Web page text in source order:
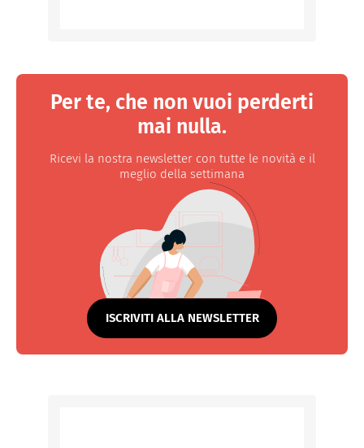
Per te, che non vuoi perderti
mai nulla.
Ricevi la nostra newsletter con tutte le novità e il
meglio della settimana
ISCRIVITI ALLA NEWSLETTER